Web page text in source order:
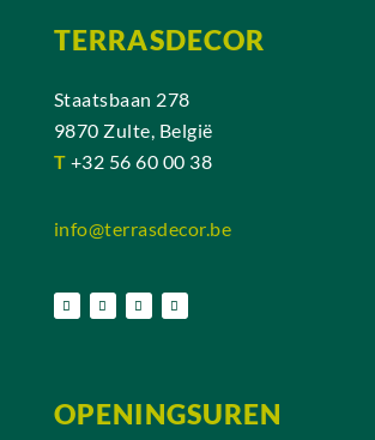
TERRASDECOR
Staatsbaan 278
9870 Zulte, België
T +32 56 60 00 38
info@terrasdecor.be
OPENINGSUREN